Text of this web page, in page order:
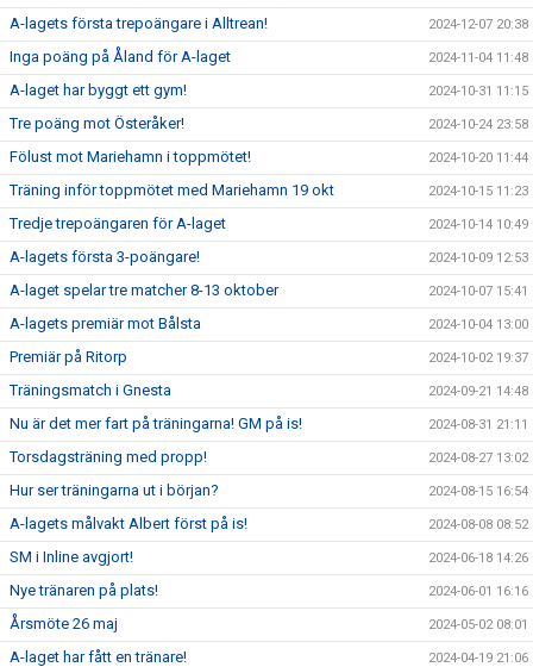
A-lagets första trepoängare i Alltrean! 2024-12-07 20:38
Inga poäng på Åland för A-laget 2024-11-04 11:48
A-laget har byggt ett gym! 2024-10-31 11:15
Tre poäng mot Österåker! 2024-10-24 23:58
Fölust mot Mariehamn i toppmötet! 2024-10-20 11:44
Träning inför toppmötet med Mariehamn 19 okt 2024-10-15 11:23
Tredje trepoängaren för A-laget 2024-10-14 10:49
A-lagets första 3-poängare! 2024-10-09 12:53
A-laget spelar tre matcher 8-13 oktober 2024-10-07 15:41
A-lagets premiär mot Bålsta 2024-10-04 13:00
Premiär på Ritorp 2024-10-02 19:37
Träningsmatch i Gnesta 2024-09-21 14:48
Nu är det mer fart på träningarna! GM på is! 2024-08-31 21:11
Torsdagsträning med propp! 2024-08-27 13:02
Hur ser träningarna ut i början? 2024-08-15 16:54
A-lagets målvakt Albert först på is! 2024-08-08 08:52
SM i Inline avgjort! 2024-06-18 14:26
Nye tränaren på plats! 2024-06-01 16:16
Årsmöte 26 maj 2024-05-02 08:01
A-laget har fått en tränare! 2024-04-19 21:06